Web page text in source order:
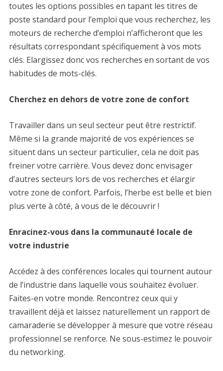
toutes les options possibles en tapant les titres de
poste standard pour l’emploi que vous recherchez, les
moteurs de recherche d’emploi n’afficheront que les
résultats correspondant spécifiquement à vos mots
clés. Elargissez donc vos recherches en sortant de vos
habitudes de mots-clés.
Cherchez en dehors de votre zone de confort
Travailler dans un seul secteur peut être restrictif.
Même si la grande majorité de vos expériences se
situent dans un secteur particulier, cela ne doit pas
freiner votre carrière. Vous devez donc envisager
d’autres secteurs lors de vos recherches et élargir
votre zone de confort. Parfois, l’herbe est belle et bien
plus verte à côté, à vous de le découvrir !
Enracinez-vous dans la communauté locale de
votre industrie
Accédez à des conférences locales qui tournent autour
de l’industrie dans laquelle vous souhaitez évoluer.
Faites-en votre monde. Rencontrez ceux qui y
travaillent déjà et laissez naturellement un rapport de
camaraderie se développer à mesure que votre réseau
professionnel se renforce. Ne sous-estimez le pouvoir
du networking.